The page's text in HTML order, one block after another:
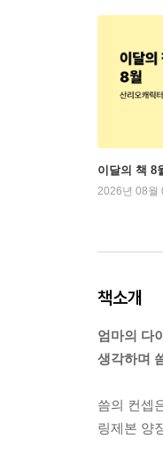
이달의 책 8
2026년 08월
책소개
엄마의 다
생각하며
씀의 컨셉
링제본 양